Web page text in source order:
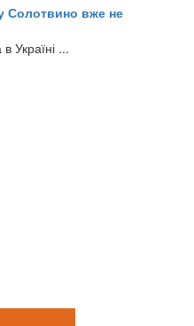
Солотвино вже не
Україні ...